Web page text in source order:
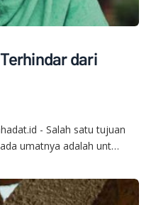
dari
- Salah satu tujuan
umatnya adalah unt…